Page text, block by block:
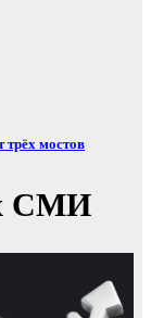
трёх мостов